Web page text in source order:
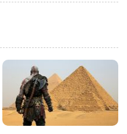
szczegółów
Jest
na nerwicę
w normalnym
on przed swoim
sprawę, w którą
W produkcji
Monk), Traylor
Stanford (Randy
Hector Elizondo
oraz Caitlin
w Toronto.